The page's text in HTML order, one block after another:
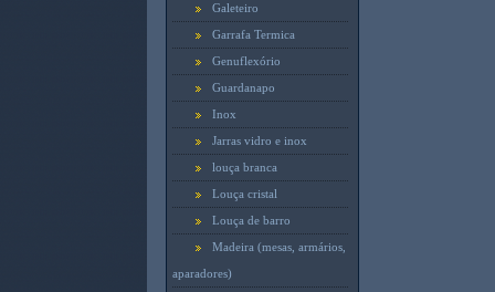
Galeteiro
Garrafa Termica
Genuflexório
Guardanapo
Inox
Jarras vidro e inox
louça branca
Louça cristal
Louça de barro
Madeira (mesas, armários,
aparadores)